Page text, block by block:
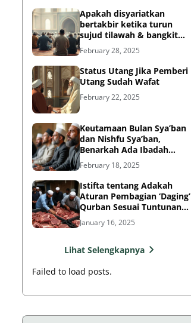
Apakah disyariatkan
bertakbir ketika turun
sujud tilawah & bangkit
dari sujud tilawah yang
dilakukan dalam shalat?
February 28, 2025
Status Utang Jika Pemberi
Utang Sudah Wafat
February 22, 2025
Keutamaan Bulan Sya’ban
dan Nishfu Sya’ban,
Benarkah Ada Ibadah
Khusus?
February 18, 2025
Istifta tentang Adakah
Aturan Pembagian ‘Daging’
Qurban Sesuai Tuntunan
Rasulullah?
January 16, 2025
Lihat Selengkapnya
Failed to load posts.